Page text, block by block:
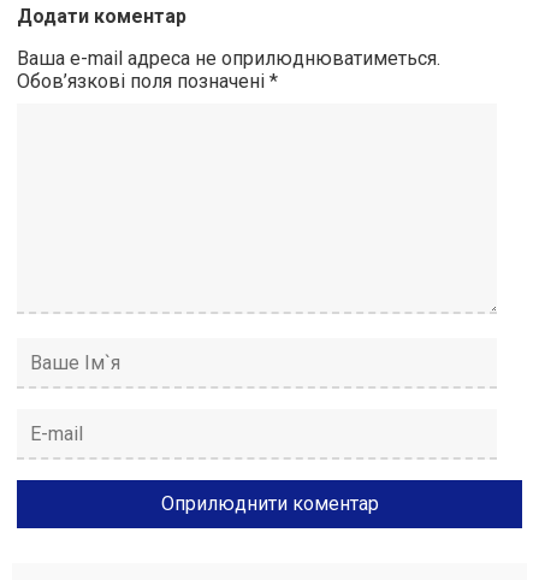
Додати коментар
Ваша e-mail адреса не оприлюднюватиметься.
Обов’язкові поля позначені*